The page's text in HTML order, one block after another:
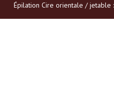
Épilation Cire orientale / jetable